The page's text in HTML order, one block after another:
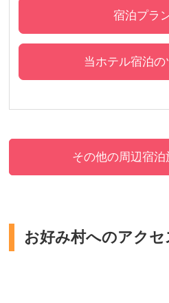
宿泊プラ
当ホテル宿泊の
その他の周辺宿泊
お好み村へのアクセ